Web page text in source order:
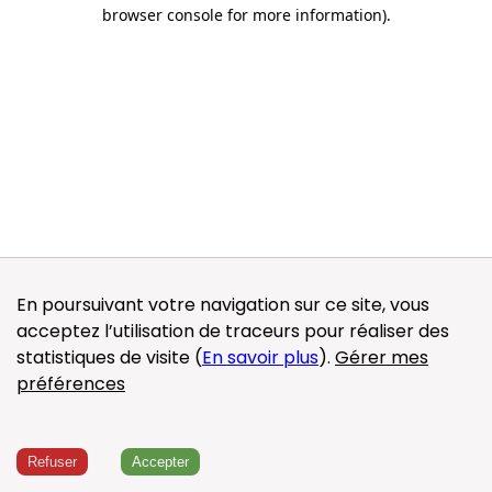
browser console for more information).
En poursuivant votre navigation sur ce site, vous
acceptez l’utilisation de traceurs pour réaliser des
statistiques de visite (En savoir plus). Gérer mes
préférences
Refuser Accepter